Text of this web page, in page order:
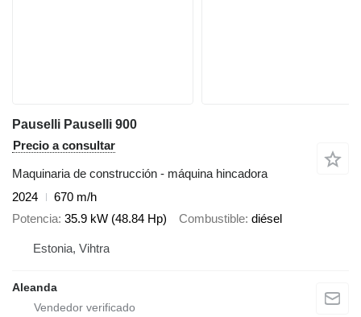
Pauselli Pauselli 900
Precio a consultar
Maquinaria de construcción - máquina hincadora
2024
670 m/h
Potencia 35.9 kW (48.84 Hp) Combustible diésel
Estonia, Vihtra
Aleanda